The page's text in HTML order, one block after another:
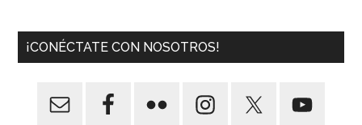
¡CONÉCTATE CON NOSOTROS!